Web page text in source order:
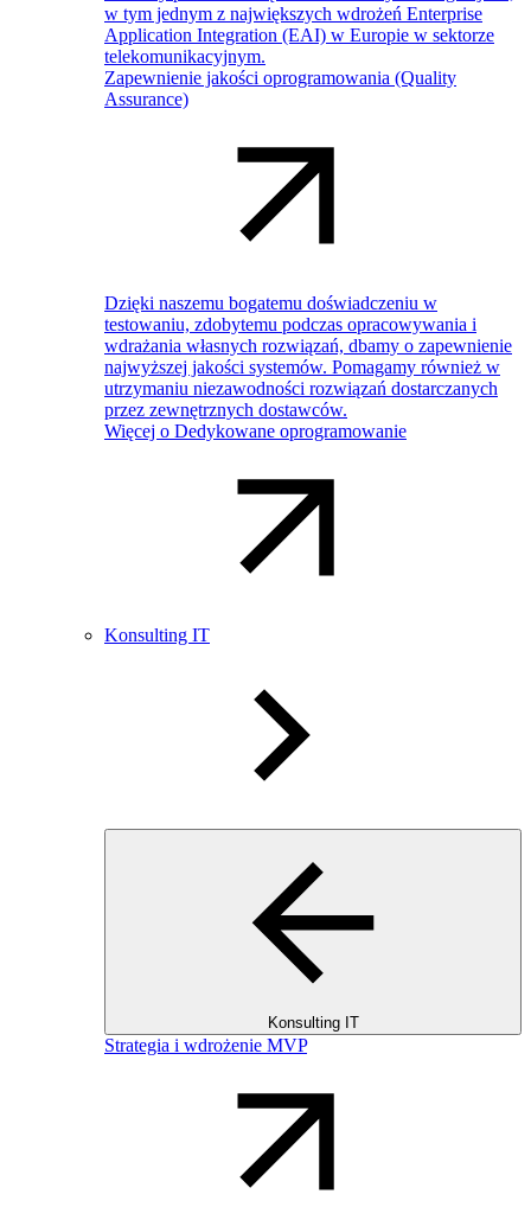
w tym jednym z największych wdrożeń Enterprise
Application Integration (EAI) w Europie w sektorze
telekomunikacyjnym.
Zapewnienie jakości oprogramowania (Quality
Assurance)
Dzięki naszemu bogatemu doświadczeniu w
testowaniu, zdobytemu podczas opracowywania i
wdrażania własnych rozwiązań, dbamy o zapewnienie
najwyższej jakości systemów. Pomagamy również w
utrzymaniu niezawodności rozwiązań dostarczanych
przez zewnętrznych dostawców.
Więcej o Dedykowane oprogramowanie
Konsulting IT
Konsulting IT
Strategia i wdrożenie MVP